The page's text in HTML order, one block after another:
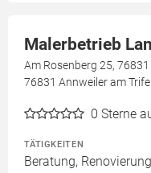
Malerbetrieb
Am Rosenberg 25,
76831 Annweiler am
0 Sterne
TÄTIGKEITEN
Beratung,